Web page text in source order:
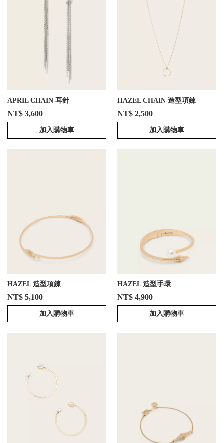
APRIL CHAIN 耳針
NT$ 3,600
加入購物車
HAZEL CHAIN 造型項鍊
NT$ 2,500
加入購物車
HAZEL 造型項鍊
NT$ 5,100
加入購物車
HAZEL 造型手環
NT$ 4,900
加入購物車